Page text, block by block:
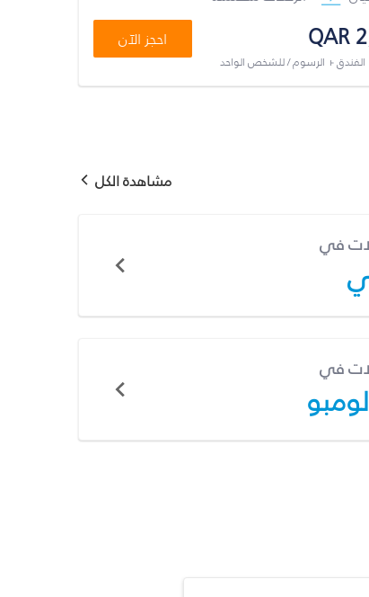
QAR
الفندق + الرسوم / للشخص الواحد
احجز الآن
مشاهدة الكل
في
في